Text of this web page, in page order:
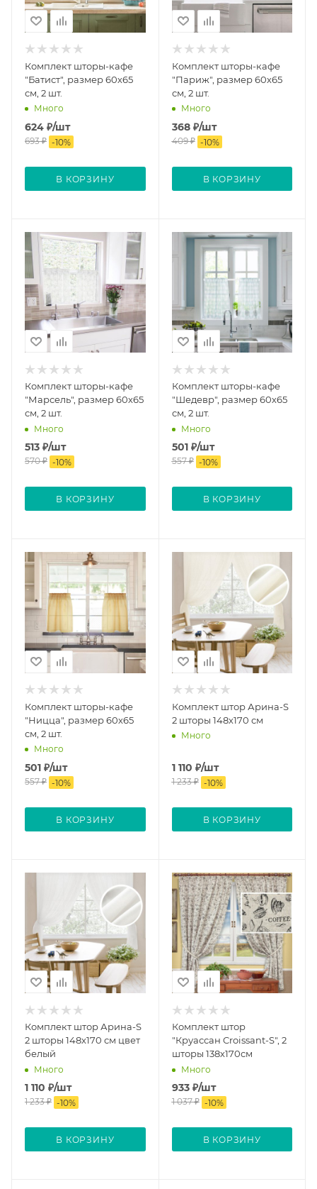
Комплект шторы-кафе
"Батист", размер 60х65
см, 2 шт.
Много
624 ₽/шт
693₽ -10%
В КОРЗИНУ
Комплект шторы-кафе
"Париж", размер 60х65
см, 2 шт.
Много
368₽/шт
409₽ -10%
В КОРЗИНУ
Комплект шторы-кафе
"Марсель", размер 60х65
см, 2 шт.
Много
513 ₽/шт
570₽ -10%
В КОРЗИНУ
Комплект шторы-кафе
"Шедевр", размер 60х65
см, 2 шт.
Много
501₽/шт
557₽ -10%
В КОРЗИНУ
Комплект шторы-кафе
"Ницца", размер 60х65
см, 2 шт.
Много
501 ₽/шт
557₽ -10%
В КОРЗИНУ
Комплект штор Арина-S
2 шторы 148х170 см
Много
1 110 ₽/шт
1 233₽ -10%
В КОРЗИНУ
Комплект штор Арина-S
2 шторы 148х170 см цвет
белый
Много
1 110 ₽/шт
1 233₽ -10%
В КОРЗИНУ
Комплект штор
"Круассан Croissant-S", 2
шторы 138х170см
Много
933₽/шт
1 037₽ -10%
В КОРЗИНУ